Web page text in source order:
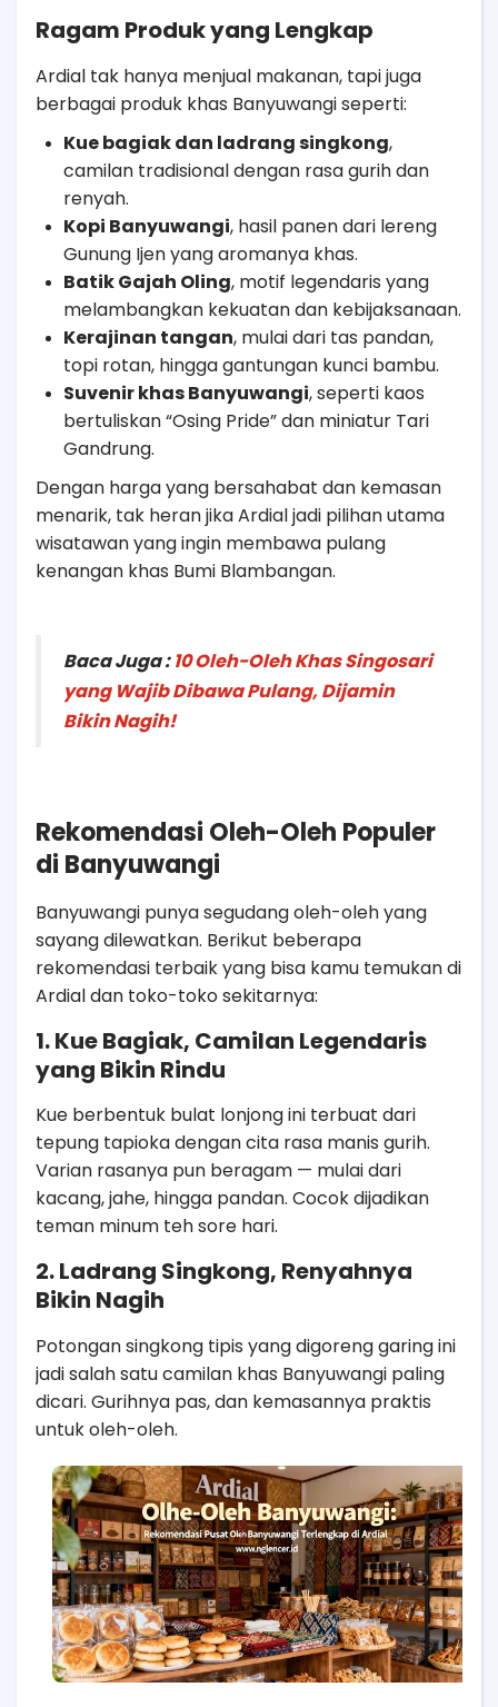
Ragam Produk yang Lengkap
Ardial tak hanya menjual makanan, tapi juga
berbagai produk khas Banyuwangi seperti:
Kue bagiak dan ladrang singkong,
camilan tradisional dengan rasa gurih dan
renyah.
Kopi Banyuwangi, hasil panen dari lereng
Gunung Ijen yang aromanya khas.
Batik Gajah Oling, motif legendaris yang
melambangkan kekuatan dan kebijaksanaan.
Kerajinan tangan, mulai dari tas pandan,
topi rotan, hingga gantungan kunci bambu.
Suvenir khas Banyuwangi, seperti kaos
bertuliskan “Osing Pride” dan miniatur Tari
Gandrung.
Dengan harga yang bersahabat dan kemasan
menarik, tak heran jika Ardial jadi pilihan utama
wisatawan yang ingin membawa pulang
kenangan khas Bumi Blambangan.
Baca Juga :10 Oleh-Oleh Khas Singosari
yang Wajib Dibawa Pulang, Dijamin
Bikin Nagih!
Rekomendasi Oleh-Oleh Populer
di Banyuwangi
Banyuwangi punya segudang oleh-oleh yang
sayang dilewatkan. Berikut beberapa
rekomendasi terbaik yang bisa kamu temukan di
Ardial dan toko-toko sekitarnya:
1. Kue Bagiak, Camilan Legendaris
yang Bikin Rindu
Kue berbentuk bulat lonjong ini terbuat dari
tepung tapioka dengan cita rasa manis gurih.
Varian rasanya pun beragam — mulai dari
kacang, jahe, hingga pandan. Cocok dijadikan
teman minum teh sore hari.
2. Ladrang Singkong, Renyahnya
Bikin Nagih
Potongan singkong tipis yang digoreng garing ini
jadi salah satu camilan khas Banyuwangi paling
dicari. Gurihnya pas, dan kemasannya praktis
untuk oleh-oleh.